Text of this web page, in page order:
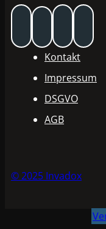
Kontakt
Impressum
DSGVO
AGB
© 2025 Invadox